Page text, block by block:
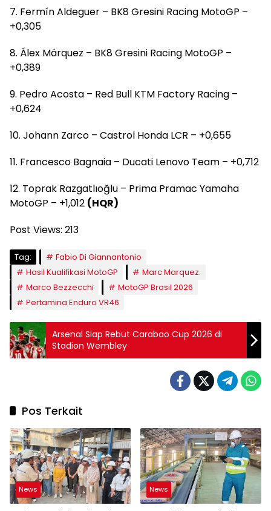
7. Fermín Aldeguer – BK8 Gresini Racing MotoGP –
+0,305
8. Álex Márquez – BK8 Gresini Racing MotoGP –
+0,389
9. Pedro Acosta – Red Bull KTM Factory Racing –
+0,624
10. Johann Zarco – Castrol Honda LCR – +0,655
11. Francesco Bagnaia – Ducati Lenovo Team – +0,712
12. Toprak Razgatlıoğlu – Prima Pramac Yamaha
MotoGP – +1,012 (HQR)
Post Views: 213
Tag:
Fabio Di Giannantonio
Hasil Kualifikasi MotoGP
Marc Marquez.
Marco Bezzecchi
MotoGP Brasil 2026
Pertamina Enduro VR46
Arsenal Siap Rebut Carabao Cup 2026 di
Stadion Wembley
Pos Terkait
News News